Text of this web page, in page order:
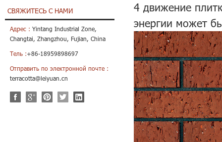
СВЯЖИТЕСЬ С НАМИ
Адрес : Yintang Industrial Zone,
Changtai, Zhangzhou, Fujian, China
Тель :+86-18959898697
Отправить по электронной почте :
terracotta@leiyuan.cn
4 движение
энергии может